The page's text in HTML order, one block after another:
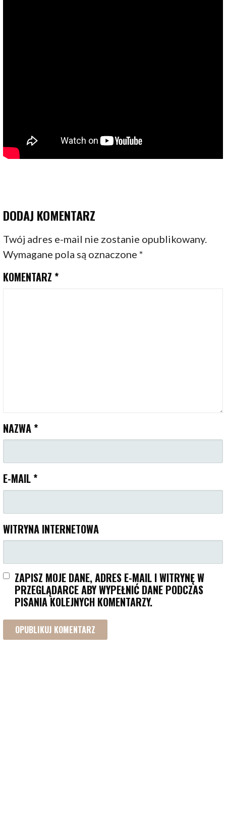
DODAJ KOMENTARZ
Twój adres e-mail nie zostanie opublikowany.
Wymagane pola są oznaczone*
KOMENTARZ *
NAZWA *
E-MAIL *
WITRYNA INTERNETOWA
ZAPISZ MOJE DANE, ADRES E-MAIL I WITRYNĘ W
PRZEGLĄDARCE ABY WYPEŁNIĆ DANE PODCZAS
PISANIA KOLEJNYCH KOMENTARZY.